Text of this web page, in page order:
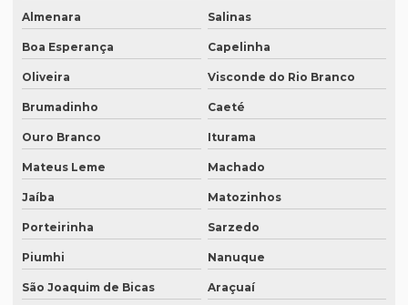
Empresa de tradução de textos
Empresa tradutora juramentada
Empresa tradutora juramentada em brasília
Empresa tradutora juramentada em recife
Empresa de tradutores juramentados em brasília
Empresa de tradutores juramentados em fortaleza
Empresa de transcrição de audio
Empresas especializadas em tradução
Almenara Salinas
Boa Esperança Capelinha
Oliveira Visconde do Rio Branco
Brumadinho Caeté
Ouro Branco Iturama
Mateus Leme Machado
Jaíba Matozinhos
Porteirinha Sarzedo
Piumhi Nanuque
São Joaquim de Bicas Araçuaí